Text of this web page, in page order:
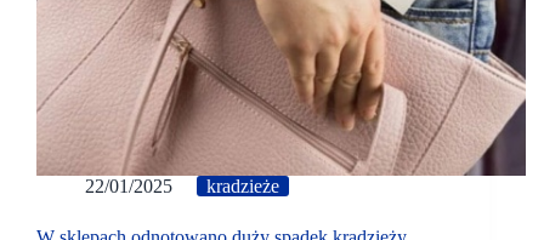
22/01/2025 kradzieże